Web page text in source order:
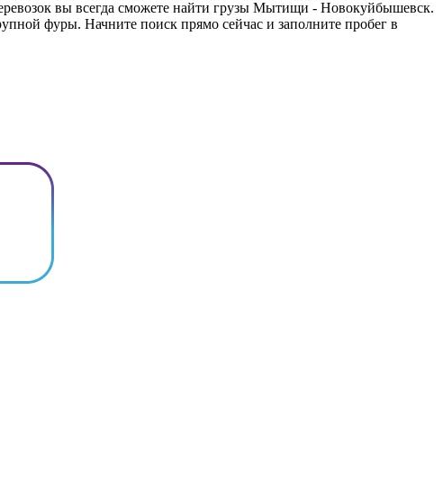
вы всегда сможете найти грузы Мытищи - Новокуйбышевск.
фуры. Начните поиск прямо сейчас и заполните пробег в